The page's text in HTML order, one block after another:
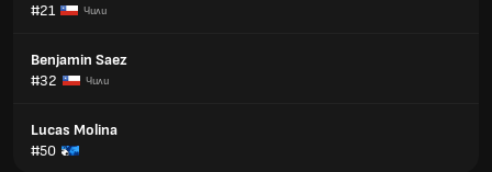
#21
Чили
Benjamin Saez
#32
Чили
Lucas Molina
#50